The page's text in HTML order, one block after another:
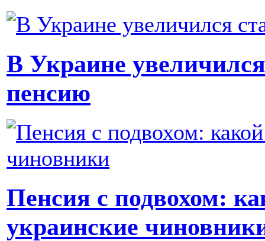
В Украине
пенсию
Пенсия с подвохом:
украинские